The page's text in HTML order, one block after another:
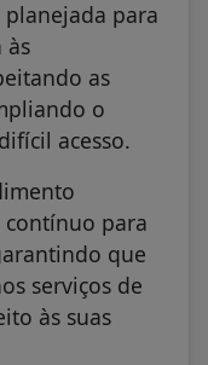
planejada para
às
as
o
acesso.
contínuo para
que
serviços de
às suas